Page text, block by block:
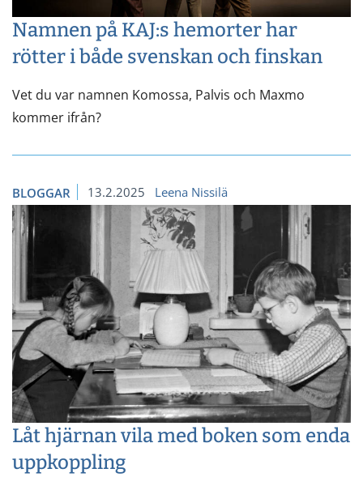
Namnen på KAJ:s hemorter har
rötter i både svenskan och finskan
Vet du var namnen Komossa, Palvis och Maxmo
kommer ifrån?
BLOGGAR 13.2.2025 Leena Nissilä
Låt hjärnan vila med boken som enda
uppkoppling